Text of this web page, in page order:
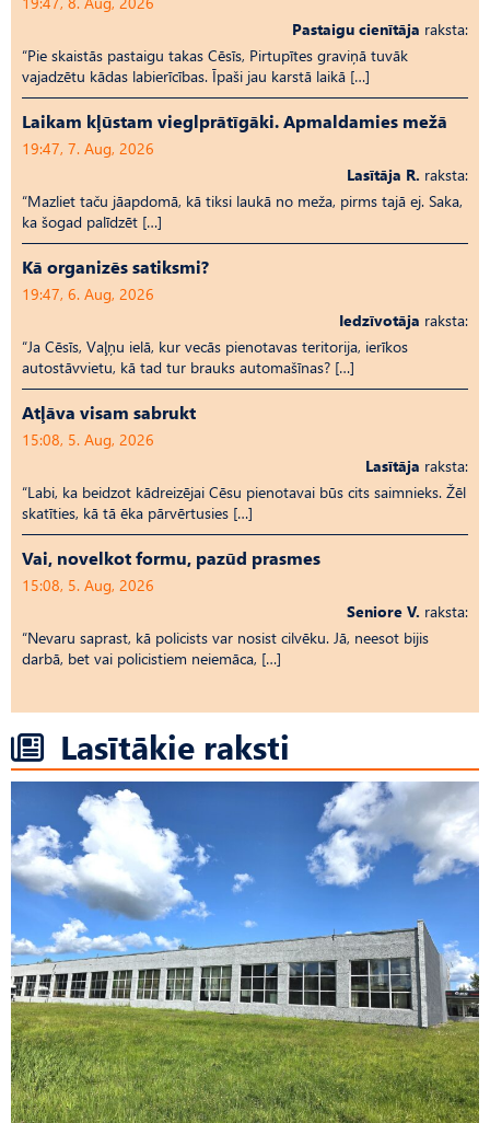
Pastaigu cienītāja raksta:
“Pie skaistās pastaigu takas Cēsīs, Pirtupītes graviņā tuvāk
vajadzētu kādas labierīcības. Īpaši jau karstā laikā […]
Laikam kļūstam vieglprātīgāki. Apmaldamies mežā
19:47, 7. Aug, 2026
Lasītāja R. raksta:
“Mazliet taču jāapdomā, kā tiksi laukā no meža, pirms tajā ej. Saka,
ka šogad palīdzēt […]
Kā organizēs satiksmi?
19:47, 6. Aug, 2026
Iedzīvotāja raksta:
“Ja Cēsīs, Vaļņu ielā, kur vecās pienotavas teritorija, ierīkos
autostāvvietu, kā tad tur brauks automašīnas? […]
Atļāva visam sabrukt
15:08, 5. Aug, 2026
Lasītāja raksta:
“Labi, ka beidzot kādreizējai Cēsu pienotavai būs cits saimnieks. Žēl
skatīties, kā tā ēka pārvērtusies […]
Vai, novelkot formu, pazūd prasmes
15:08, 5. Aug, 2026
Seniore V. raksta:
“Nevaru saprast, kā policists var nosist cilvēku. Jā, neesot bijis
darbā, bet vai policistiem neiemāca, […]
Lasītākie raksti